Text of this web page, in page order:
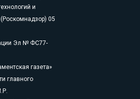
и
05
Эл № ФС77-
газета»
главного